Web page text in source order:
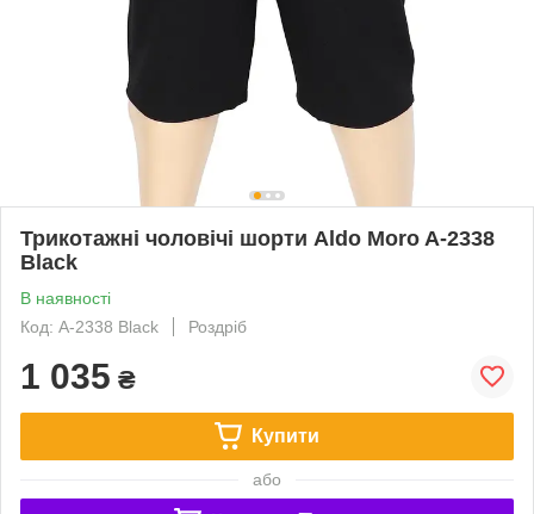
Трикотажні чоловічі шорти Aldo Moro A-2338
Black
В наявності
Код: A-2338 Black
Роздріб
1 035 ₴
Купити
або